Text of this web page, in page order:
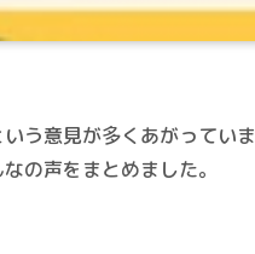
う意見が多くあがっていま
の声をまとめました。